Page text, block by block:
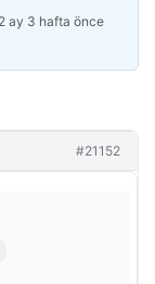
2 ay 3 hafta önce
#21152